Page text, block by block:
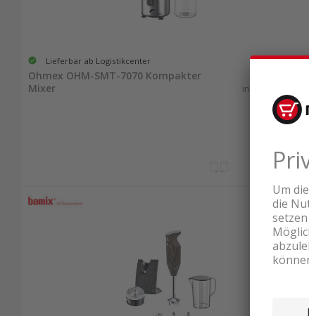
Lieferbar ab Logistikcenter
Ohmex OHM-SMT-7070 Kompakter
Mixer
inkl. MwSt. & vRG